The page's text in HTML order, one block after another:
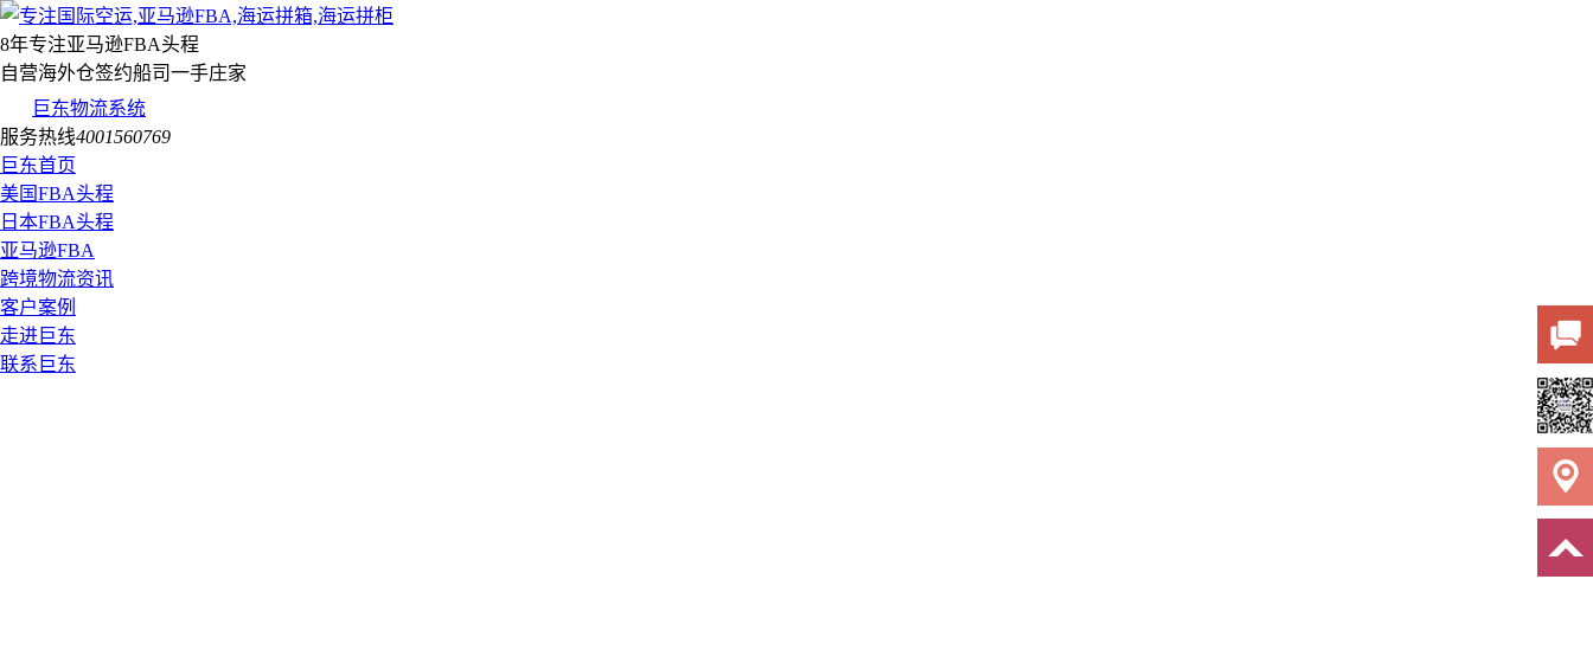
8年专注亚马逊FBA头程
自营海外仓签约船司一手庄家
巨东物流系统
服务热线4001560769
巨东首页
美国FBA头程
日本FBA头程
亚马逊FBA
跨境物流资讯
客户案例
走进巨东
联系巨东